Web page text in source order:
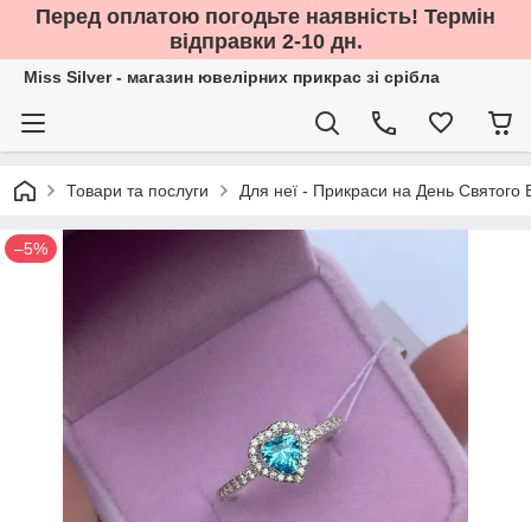
Перед оплатою погодьте наявність! Термін
відправки 2-10 дн.
Miss Silver - магазин ювелірних прикрас зі срібла
Товари та послуги Для неї - Прикраси на День Святого
–5%